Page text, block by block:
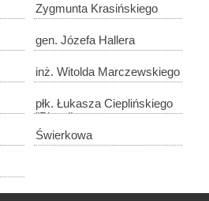
Zygmunta Krasińskiego
gen. Józefa Hallera
inż. Witolda Marczewskiego
płk. Łukasza Cieplińskiego
"Pługa"
Świerkowa